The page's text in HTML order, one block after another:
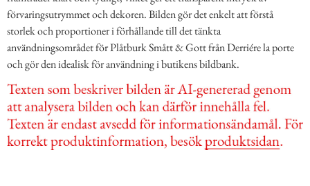
förvaringsutrymmet och dekoren. Bilden gör det enkelt att förstå
storlek och proportioner i förhållande till det tänkta
användningsområdet för Plåtburk Smått & Gott från Derriére la porte
och gör den idealisk för användning i butikens bildbank.